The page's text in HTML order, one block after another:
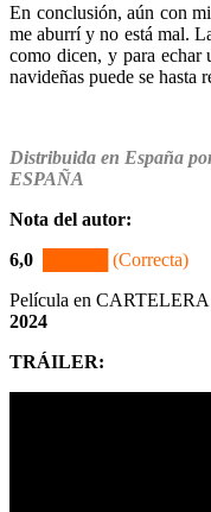
En conclusión, aún con
me aburrí y no está mal.
como dicen, y para echar
navideñas puede se hasta
Distribuida en España
ESPAÑA
Nota del autor:
6,0
█████ (Correcta)
Película en CARTELERA
2024
TRÁILER: